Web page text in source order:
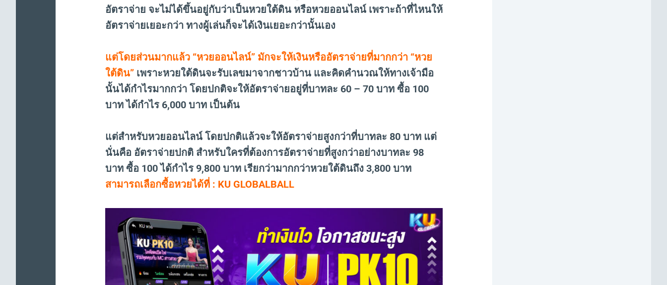
อัตราจ่าย จะไม่ได้ขึ้นอยู่กับว่าเป็นหวยใต้ดิน หรือหวยออนไลน์ เพราะถ้าที่ไหนให้
อัตราจ่ายเยอะกว่า ทางผู้เล่นก็จะได้เงินเยอะกว่านั้นเอง
แต่โดยส่วนมากแล้ว “หวยออนไลน์” มักจะให้เงินหรืออัตราจ่ายที่มากกว่า “หวย
ใต้ดิน” เพราะหวยใต้ดินจะรับเลขมาจากชาวบ้าน และคิดคำนวณให้ทางเจ้ามือ
นั้นได้กำไรมากกว่า โดยปกติจะให้อัตราจ่ายอยู่ที่บาทละ 60 – 70 บาท ซื้อ 100
บาท ได้กำไร 6,000 บาท เป็นต้น
แต่สำหรับหวยออนไลน์ โดยปกติแล้วจะให้อัตราจ่ายสูงกว่าที่บาทละ 80 บาท แต่
นั่นคือ อัตราจ่ายปกติ สำหรับใครที่ต้องการอัตราจ่ายที่สูงกว่าอย่างบาทละ 98
บาท ซื้อ 100 ได้กำไร 9,800 บาท เรียกว่ามากกว่าหวยใต้ดินถึง 3,800 บาท
สามารถเลือกซื้อหวยได้ที่ : KU GLOBALBALL